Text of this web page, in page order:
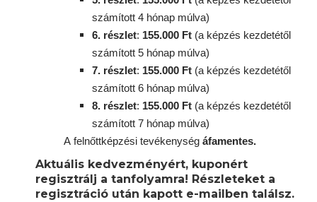
számított 4 hónap múlva)
6. részlet: 155.000 Ft (a képzés kezdetétől
számított 5 hónap múlva)
7. részlet: 155.000 Ft (a képzés kezdetétől
számított 6 hónap múlva)
8. részlet: 155.000 Ft (a képzés kezdetétől
számított 7 hónap múlva)
A felnőttképzési tevékenység áfamentes.
Aktuális kedvezményért, kuponért
regisztrálj a tanfolyamra! Részleteket a
regisztráció után kapott e-mailben találsz.